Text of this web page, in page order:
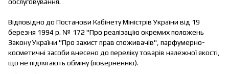
Відповідно до Постанови Кабінету Міністрів України від 19
березня 1994 р. № 172 "Про реалізацію окремих положень
Закону України "Про захист прав споживачів", парфумерно-
косметичні засоби внесено до переліку товарів належної якості,
що не підлягають обміну (поверненню).